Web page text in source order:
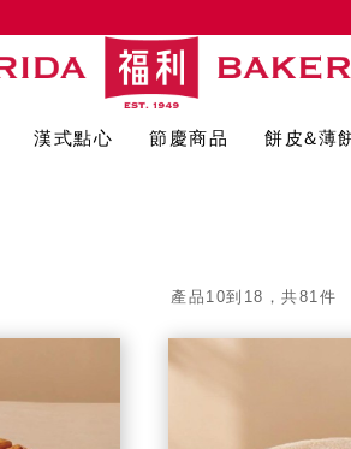
漢式點心 節慶商品 餅皮&薄
產品10到18，共81件